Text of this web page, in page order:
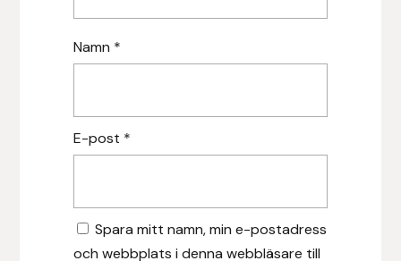
Namn *
E-post *
Spara mitt namn, min e-postadress
och webbplats i denna webbläsare till
Professional’s Choice